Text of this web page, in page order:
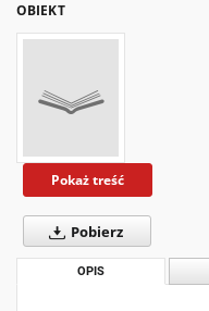
OBIEKT
Pokaż treść
Pobierz
OPIS